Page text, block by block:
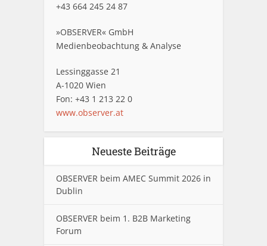
+43 664 245 24 87
»OBSERVER« GmbH
Medienbeobachtung & Analyse
Lessinggasse 21
A-1020 Wien
Fon: +43 1 213 22 0
www.observer.at
Neueste Beiträge
OBSERVER beim AMEC Summit 2026 in
Dublin
OBSERVER beim 1. B2B Marketing
Forum